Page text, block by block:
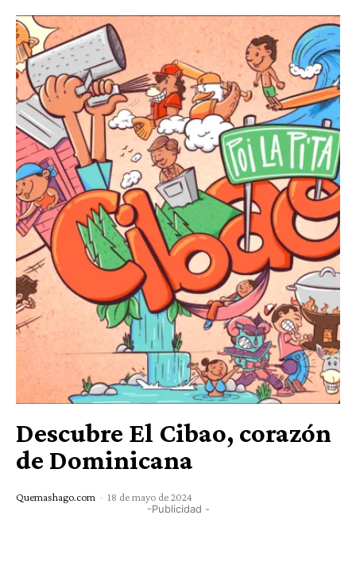
Descubre El Cibao, corazón
de Dominicana
Quemashago.com - 18 de mayo de 2024
-Publicidad -